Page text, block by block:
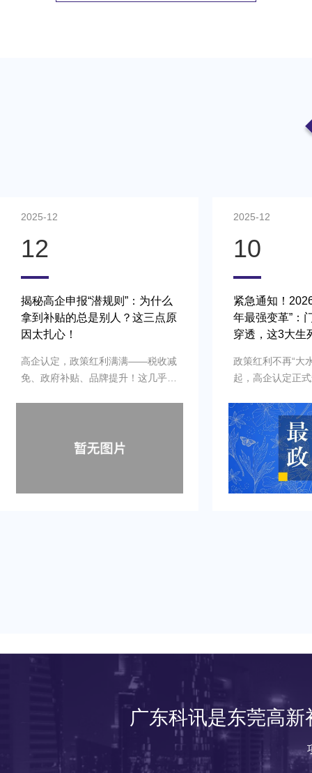
2025-12
12
揭秘高企申报“潜规则”：为什么
拿到补贴的总是别人？这三点原
因太扎心！
高企认定，政策红利满满——税收减
免、政府补贴、品牌提升！这几乎是
2025-12
10
紧急通知！
年最强变革”：
穿透，这3大生
政策红利不再“大
起，高企认定正
工作，花3分钟阅
身利益的深度解
广东科讯是东莞高